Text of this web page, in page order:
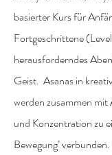
basierter Kurs für
Fortgeschrittene
herausforderndes
Geist. Asanas in
werden zusammen
und Konzentration zu
Bewegung’